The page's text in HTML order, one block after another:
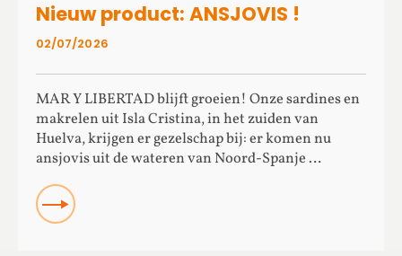
02/07/2026
Nieuw product: ANSJOVIS !
MAR Y LIBERTAD blijft groeien! Onze sardines en
makrelen uit Isla Cristina, in het zuiden van
Huelva, krijgen er gezelschap bij: er komen nu
ansjovis uit de wateren van Noord-Spanje …
Read more about Nieuw product: ANSJOVIS !